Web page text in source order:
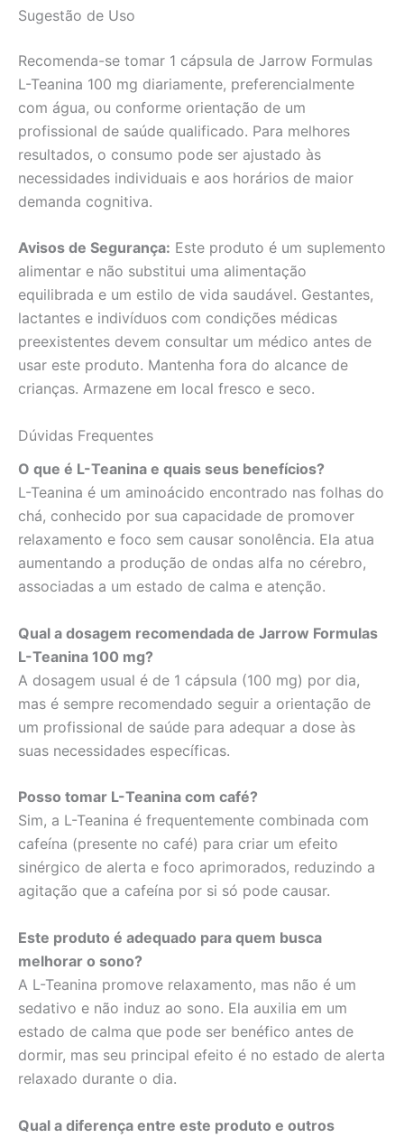
Sugestão de Uso
Recomenda-se tomar 1 cápsula de Jarrow Formulas
L-Teanina 100 mg diariamente, preferencialmente
com água, ou conforme orientação de um
profissional de saúde qualificado. Para melhores
resultados, o consumo pode ser ajustado às
necessidades individuais e aos horários de maior
demanda cognitiva.
Avisos de Segurança: Este produto é um suplemento
alimentar e não substitui uma alimentação
equilibrada e um estilo de vida saudável. Gestantes,
lactantes e indivíduos com condições médicas
preexistentes devem consultar um médico antes de
usar este produto. Mantenha fora do alcance de
crianças. Armazene em local fresco e seco.
Dúvidas Frequentes
O que é L-Teanina e quais seus benefícios?
L-Teanina é um aminoácido encontrado nas folhas do
chá, conhecido por sua capacidade de promover
relaxamento e foco sem causar sonolência. Ela atua
aumentando a produção de ondas alfa no cérebro,
associadas a um estado de calma e atenção.
Qual a dosagem recomendada de Jarrow Formulas
L-Teanina 100 mg?
A dosagem usual é de 1 cápsula (100 mg) por dia,
mas é sempre recomendado seguir a orientação de
um profissional de saúde para adequar a dose às
suas necessidades específicas.
Posso tomar L-Teanina com café?
Sim, a L-Teanina é frequentemente combinada com
cafeína (presente no café) para criar um efeito
sinérgico de alerta e foco aprimorados, reduzindo a
agitação que a cafeína por si só pode causar.
Este produto é adequado para quem busca
melhorar o sono?
A L-Teanina promove relaxamento, mas não é um
sedativo e não induz ao sono. Ela auxilia em um
estado de calma que pode ser benéfico antes de
dormir, mas seu principal efeito é no estado de alerta
relaxado durante o dia.
Qual a diferença entre este produto e outros